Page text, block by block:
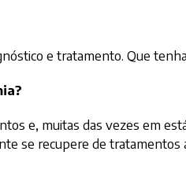
e tratamento. Que
e, muitas das vezes em
se recupere de tratamentos